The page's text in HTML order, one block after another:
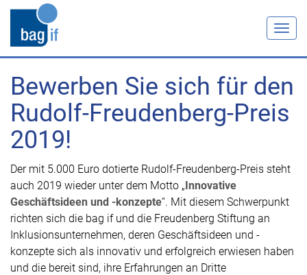
Bewerben Sie sich für den
Rudolf-Freudenberg-Preis
2019!
Der mit 5.000 Euro dotierte Rudolf-Freudenberg-Preis steht
auch 2019 wieder unter dem Motto „Innovative
Geschäftsideen und -konzepte“. Mit diesem Schwerpunkt
richten sich die bag if und die Freudenberg Stiftung an
Inklusionsunternehmen, deren Geschäftsideen und -
konzepte sich als innovativ und erfolgreich erwiesen haben
und die bereit sind, ihre Erfahrungen an Dritte